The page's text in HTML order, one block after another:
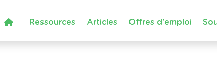
Ressources Articles Offres d'emploi